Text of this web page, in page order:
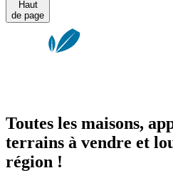
Haut
de page
Toutes les maisons,
terrains à vendre et
région !